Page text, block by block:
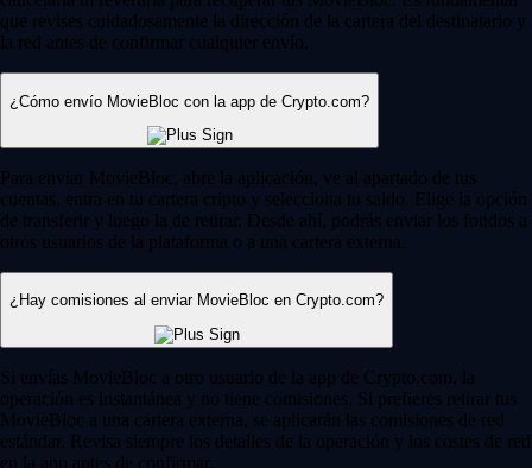
que revises cuidadosamente la dirección de la cartera del destinatario y
la red antes de confirmar cualquier envío.
¿Cómo envío MovieBloc con la app de Crypto.com?
Para enviar MovieBloc, abre la aplicación, ve al apartado de tus
cuentas, entra en tu cartera cripto y selecciona tu saldo. Elige la opción
de transferir y luego la de retirar. Desde ahí, podrás enviar los fondos a
otros usuarios de la plataforma o a una cartera externa.
¿Hay comisiones al enviar MovieBloc en Crypto.com?
Si envías MovieBloc a otro usuario de la app de Crypto.com, la
operación es instantánea y no tiene comisiones. Si prefieres retirar tus
MovieBloc a una cartera externa, se aplicarán las comisiones de red
estándar. Revisa siempre los detalles de la operación y los costes de red
en la app antes de confirmar.